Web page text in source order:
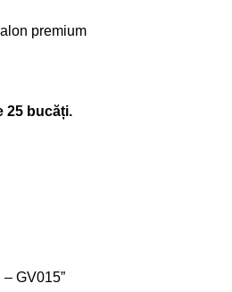
premium
25 bucăți.
GV015”